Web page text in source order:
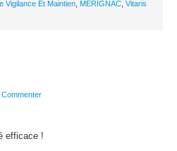
Vigilance Et Maintien MERIGNAC Vitaris
Commenter
efficace !